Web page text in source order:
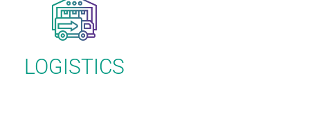
LOGISTICS